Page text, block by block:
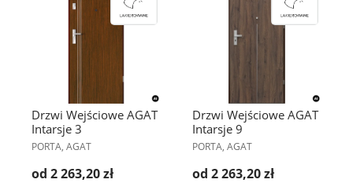
Drzwi Wejściowe AGAT
Intarsje 3
PORTA, AGAT
od 2 263,20 zł
Drzwi Wejściowe AGAT
Intarsje 9
PORTA, AGAT
od 2 263,20 zł